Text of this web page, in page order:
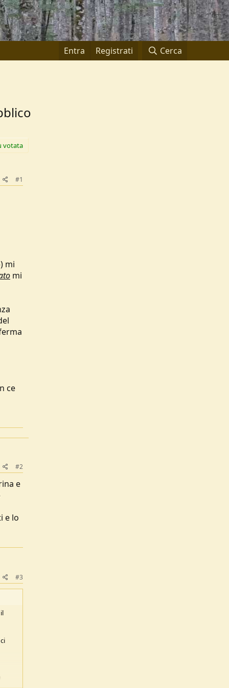
Entra Registrati Cerca
votata
#1
mi
mi
ce
#2
e
e lo
#3